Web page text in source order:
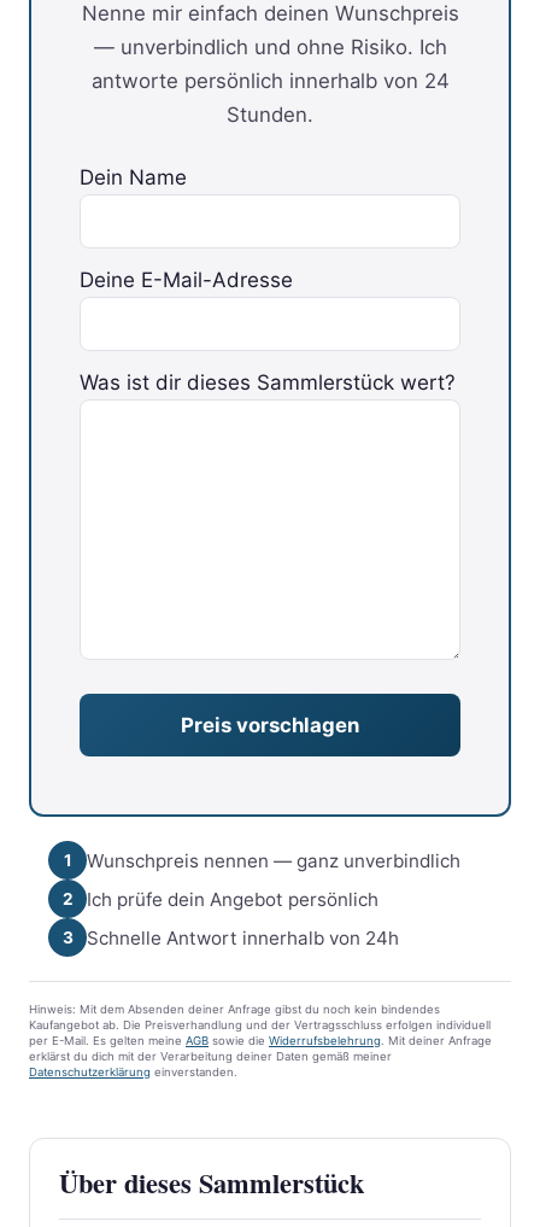
Nenne mir einfach deinen Wunschpreis
— unverbindlich und ohne Risiko. Ich
antworte persönlich innerhalb von 24
Stunden.
Dein Name
Deine E-Mail-Adresse
Bitte lasse dieses Feld leer.
Was ist dir dieses Sammlerstück wert?
1 Wunschpreis nennen — ganz unverbindlich
2 Ich prüfe dein Angebot persönlich
3 Schnelle Antwort innerhalb von 24h
Hinweis: Mit dem Absenden deiner Anfrage gibst du noch kein bindendes
Kaufangebot ab. Die Preisverhandlung und der Vertragsschluss erfolgen individuell
per E-Mail. Es gelten meine AGB sowie die Widerrufsbelehrung. Mit deiner Anfrage
erklärst du dich mit der Verarbeitung deiner Daten gemäß meiner
Datenschutzerklärung einverstanden.
Über dieses Sammlerstück